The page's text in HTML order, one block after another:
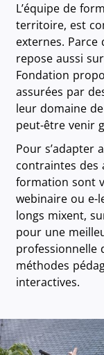
L’équipe de
territoire, est
externes. Parce
repose aussi
Fondation
assurées par
leur domaine
peut-être venir
Pour s’adapter
contraintes des
formation sont
webinaire ou e-
longs mixent,
pour une
professionnelle
méthodes
interactives.